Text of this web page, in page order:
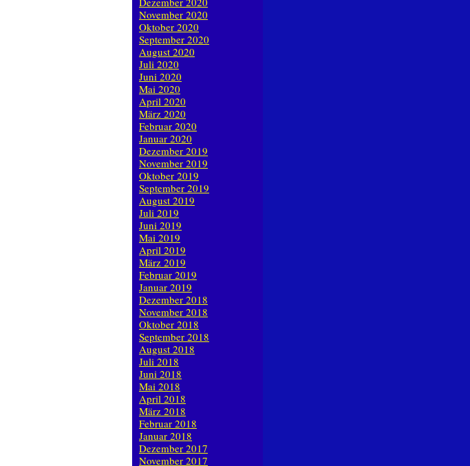
November 2020
Oktober 2020
September 2020
August 2020
Juli 2020
Juni 2020
Mai 2020
April 2020
März 2020
Februar 2020
Januar 2020
Dezember 2019
November 2019
Oktober 2019
September 2019
August 2019
Juli 2019
Juni 2019
Mai 2019
April 2019
März 2019
Februar 2019
Januar 2019
Dezember 2018
November 2018
Oktober 2018
September 2018
August 2018
Juli 2018
Juni 2018
Mai 2018
April 2018
März 2018
Februar 2018
Januar 2018
Dezember 2017
November 2017